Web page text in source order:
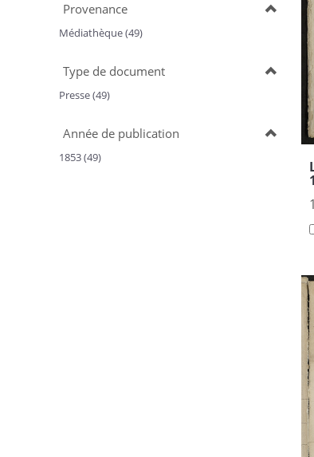
Provenance
Médiathèque (49)
Type de document
Presse (49)
Année de publication
1853 (49)